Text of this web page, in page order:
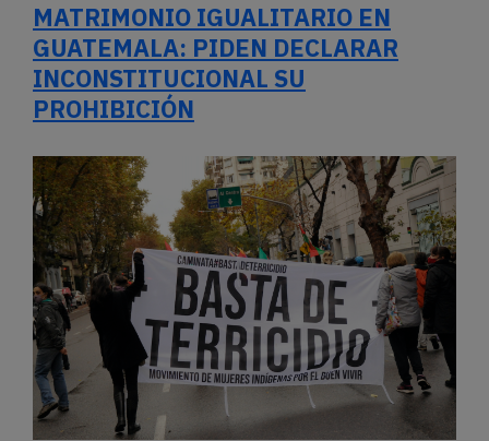
MATRIMONIO IGUALITARIO EN
GUATEMALA: PIDEN DECLARAR
INCONSTITUCIONAL SU
PROHIBICIÓN